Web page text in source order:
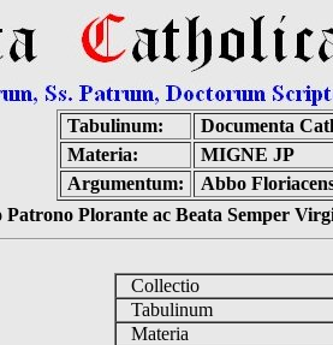
Tabulinum:
Documenta
Materia:
MIGNE JP
Argumentum:
Abbo
Plorante ac Beata Semper
Collectio
Tabulinum
Materia